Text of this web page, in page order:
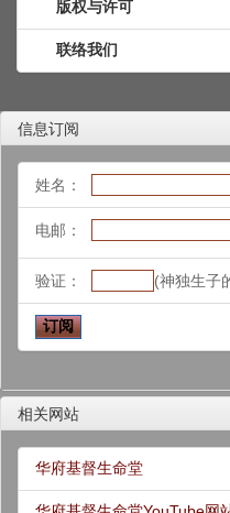
版权与许可
联络我们
信息订阅
姓名：
电邮：
验证： (神独生子
相关网站
华府基督生命堂